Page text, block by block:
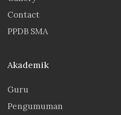
Contact
PPDB SMA
Akademik
Guru
Pengumuman